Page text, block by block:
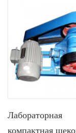
Лабораторная